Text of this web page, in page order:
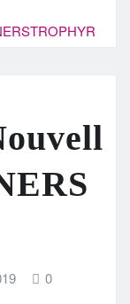
0